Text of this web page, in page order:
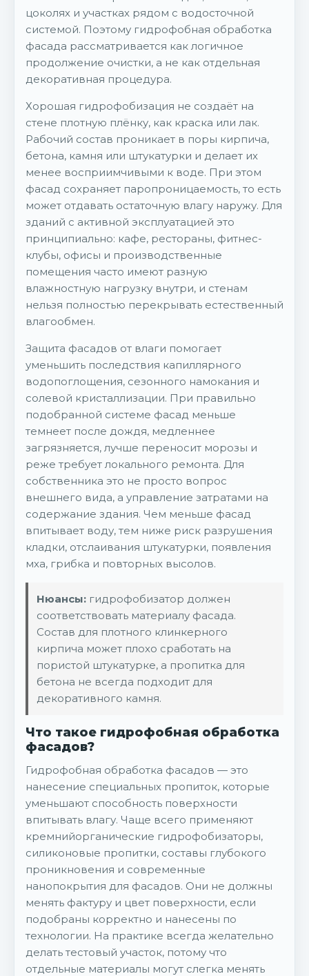
цоколях и участках рядом с водосточной
системой. Поэтому гидрофобная обработка
фасада рассматривается как логичное
продолжение очистки, а не как отдельная
декоративная процедура.
Хорошая гидрофобизация не создаёт на
стене плотную плёнку, как краска или лак.
Рабочий состав проникает в поры кирпича,
бетона, камня или штукатурки и делает их
менее восприимчивыми к воде. При этом
фасад сохраняет паропроницаемость, то есть
может отдавать остаточную влагу наружу. Для
зданий с активной эксплуатацией это
принципиально: кафе, рестораны, фитнес-
клубы, офисы и производственные
помещения часто имеют разную
влажностную нагрузку внутри, и стенам
нельзя полностью перекрывать естественный
влагообмен.
Защита фасадов от влаги помогает
уменьшить последствия капиллярного
водопоглощения, сезонного намокания и
солевой кристаллизации. При правильно
подобранной системе фасад меньше
темнеет после дождя, медленнее
загрязняется, лучше переносит морозы и
реже требует локального ремонта. Для
собственника это не просто вопрос
внешнего вида, а управление затратами на
содержание здания. Чем меньше фасад
впитывает воду, тем ниже риск разрушения
кладки, отслаивания штукатурки, появления
мха, грибка и повторных высолов.
Нюансы: гидрофобизатор должен
соответствовать материалу фасада.
Состав для плотного клинкерного
кирпича может плохо сработать на
пористой штукатурке, а пропитка для
бетона не всегда подходит для
декоративного камня.
Что такое гидрофобная обработка
фасадов?
Гидрофобная обработка фасадов — это
нанесение специальных пропиток, которые
уменьшают способность поверхности
впитывать влагу. Чаще всего применяют
кремнийорганические гидрофобизаторы,
силиконовые пропитки, составы глубокого
проникновения и современные
нанопокрытия для фасадов. Они не должны
менять фактуру и цвет поверхности, если
подобраны корректно и нанесены по
технологии. На практике всегда желательно
делать тестовый участок, потому что
отдельные материалы могут слегка менять